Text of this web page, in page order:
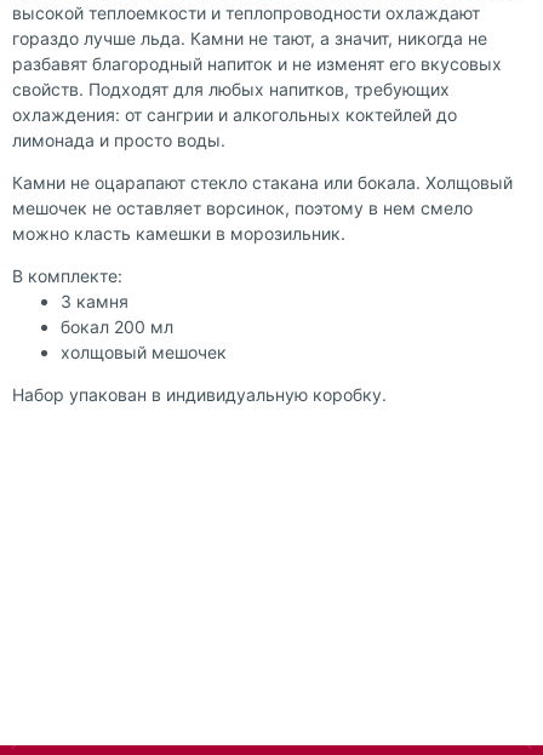
высокой теплоемкости и теплопроводности охлаждают
гораздо лучше льда. Камни не тают, а значит, никогда не
разбавят благородный напиток и не изменят его вкусовых
свойств. Подходят для любых напитков, требующих
охлаждения: от сангрии и алкогольных коктейлей до
лимонада и просто воды.
Камни не оцарапают стекло стакана или бокала. Холщовый
мешочек не оставляет ворсинок, поэтому в нем смело
можно класть камешки в морозильник.
В комплекте:
3 камня
бокал 200 мл
холщовый мешочек
Набор упакован в индивидуальную коробку.